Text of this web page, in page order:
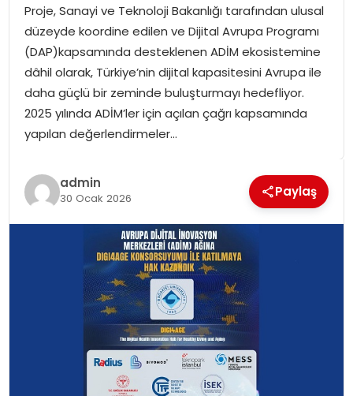
MAGAZIN
Proje, Sanayi ve Teknoloji Bakanlığı tarafından ulusal
düzeyde koordine edilen ve Dijital Avrupa Programı
(DAP)kapsamında desteklenen ADİM ekosistemine
dâhil olarak, Türkiye’nin dijital kapasitesini Avrupa ile
daha güçlü bir zeminde buluşturmayı hedefliyor.
2025 yılında ADİM’ler için açılan çağrı kapsamında
yapılan değerlendirmeler…
admin
30 Ocak 2026 Paylaş